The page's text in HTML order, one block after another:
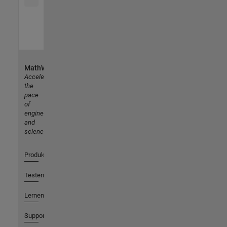
MathWorks
Accelerating
the
pace
of
engineering
and
science
Produkte
Testen oder Kaufen
Lernen
Support